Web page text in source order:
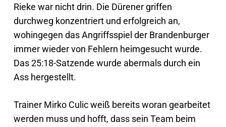
Rieke war nicht drin. Die Dürener griffen
durchweg konzentriert und erfolgreich an,
wohingegen das Angriffsspiel der Brandenburger
immer wieder von Fehlern heimgesucht wurde.
Das 25:18-Satzende wurde abermals durch ein
Ass hergestellt.
Trainer Mirko Culic weiß bereits woran gearbeitet
werden muss und hofft, dass sein Team beim